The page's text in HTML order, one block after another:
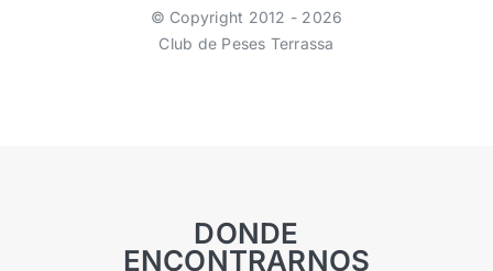
© Copyright 2012 - 2026
Club de Peses Terrassa
DONDE
ENCONTRARNOS